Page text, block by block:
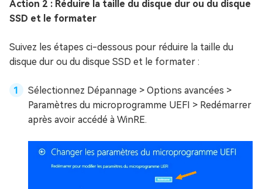
Action 2 : Réduire la taille du disque dur ou du disque
SSD et le formater
Suivez les étapes ci-dessous pour réduire la taille du
disque dur ou du disque SSD et le formater :
Sélectionnez Dépannage > Options avancées >
Paramètres du microprogramme UEFI > Redémarrer
après avoir accédé à WinRE.